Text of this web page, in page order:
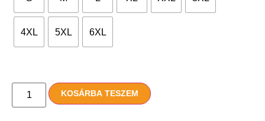
4XL 5XL 6XL
KOSÁRBA TESZEM